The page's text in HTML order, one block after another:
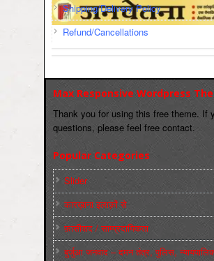
Shipping/Delivery Policy
Refund/Cancellations
Max Responsive Wordpress
Thank you for using this free theme. If
questions, please feel free contact.
Popular Categories
Slider
कारख़ाना इलाक़ों से
फ़ासीवाद / साम्‍प्रदायिकता
बुर्जुआ जनवाद – दमन तंत्र, पुलिस,